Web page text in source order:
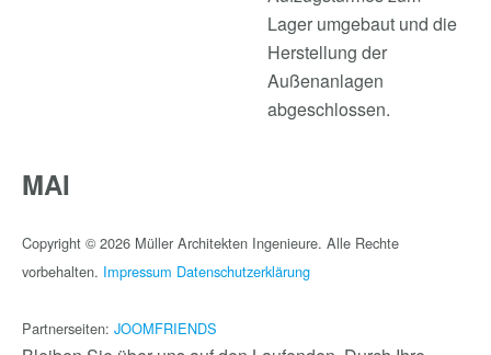
Lager umgebaut und die
Herstellung der
Außenanlagen
abgeschlossen.
MAI
Copyright © 2026 Müller Architekten Ingenieure. Alle Rechte
vorbehalten. Impressum Datenschutzerklärung
Partnerseiten: JOOMFRIENDS